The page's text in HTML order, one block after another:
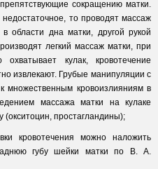
сокращению матки.
то проводят массаж
области дна матки, другой рукой
легкий массаж матки, при
кулак, кровотечение
извлекают. Грубые манипуляции с
множественным кровоизлияниям в
массажа матки на кулаке
(окситоцин, простагландины);
кровотечения можно наложить
губу шейки матки по В. А.